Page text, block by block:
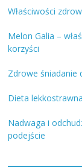
Właściwości
Melon Galia –
korzyści
Zdrowe śniadanie
Dieta
Nadwaga i
podejście